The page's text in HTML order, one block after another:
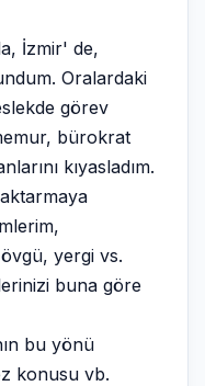
İzmir' de,
Oralardaki
görev
bürokrat
kıyasladım.
yergi vs.
buna göre
bu yönü
konusu vb.